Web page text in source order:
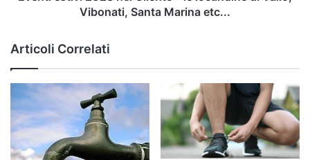
etc...
Vibonati, Santa Marina etc...
Articoli Correlati